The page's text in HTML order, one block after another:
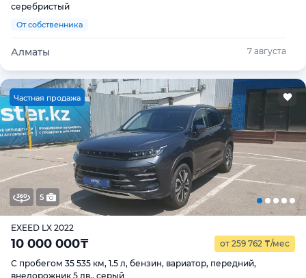
серебристый
От собственника
Алматы 7 августа
Частная продажа
5
EXEED LX 2022
10 000 000₸ от 259 762 ₸/мес
С пробегом 35 535 км, 1.5 л, бензин, вариатор, передний,
внедорожник 5 дв., серый